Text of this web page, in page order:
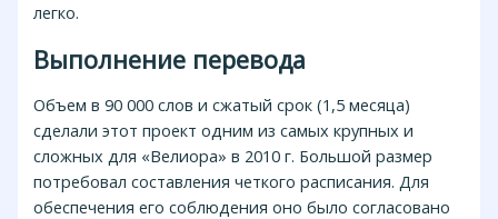
легко.
Выполнение перевода
Объем в 90 000 слов и сжатый срок (1,5 месяца)
сделали этот проект одним из самых крупных и
сложных для «Велиора» в 2010 г. Большой размер
потребовал составления четкого расписания. Для
обеспечения его соблюдения оно было согласовано